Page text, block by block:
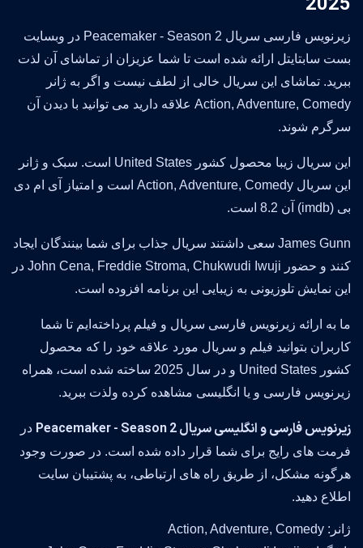
زیرنویس فارسی سریال Peacemaker - Season 2 در وبسایت
بست سابتایتل ارائه شده است تا شما عزیزان از تماشای آن لذت
ببرید. تماشای این سریال خالی از لطف نیست و اگر به ژانر
Action, Adventure, Comedy علاقه دارید می توانید با دیدن آن
سرگرم شوند.
این سریال زیبا محصول کشور United States است. سبک و ژانر
این سریال Action, Adventure, Comedy است و امتیاز آی ام دی
بی (imdb) آن 8.2 است.
James Gunn سعی داشتند سریال جذاب برای شما بینندگان ایجاد
کنند و حضور John Cena, Freddie Stroma, Chukwudi Iwuji در
این نمایش تلوزیونی به زیبایی این برنامه افزوده است.
ما به ارائه زیرنویس فارسی سریال و فیلم پرداخته‌ایم تا شما
کاربران بتوانید فیلم و سریال مورد علاقه خود را که محصول
کشور United States و در سال 2025 ساخته شده است، همراه
زیرنویس فارسی و یا انگلیسی مشاهده کرده ولذت ببرید.
زیرنویس فارسی و انگلیسی سریال Peacemaker - Season 2
در
فرمت های رایج برای شما قرار داده شده است. در صورت وجود
هرگونه مشکل، از طریق راه های ارتباطی، به پشتیبان سایت
اطلاع دهید.
ژانر: Action, Adventure, Comedy